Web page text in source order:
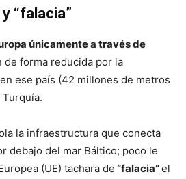
“falacia”
únicamente a través de
de forma reducida por la
ese país (42 millones de metros
la infraestructura que conecta
debajo del mar Báltico; poco le
(UE) tachara de “falacia”el